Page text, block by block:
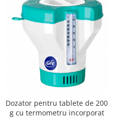
Dozator pentru tablete de 200
g cu termometru incorporat